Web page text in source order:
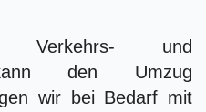
Verkehrs- und
kann den Umzug
wir bei Bedarf mit